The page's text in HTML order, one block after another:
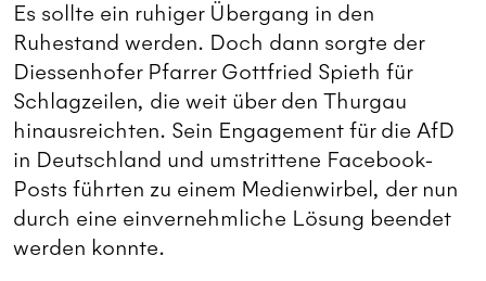
Es sollte ein ruhiger Übergang in den
Ruhestand werden. Doch dann sorgte der
Diessenhofer Pfarrer Gottfried Spieth für
Schlagzeilen, die weit über den Thurgau
hinausreichten. Sein Engagement für die AfD
in Deutschland und umstrittene Facebook-
Posts führten zu einem Medienwirbel, der nun
durch eine einvernehmliche Lösung beendet
werden konnte.